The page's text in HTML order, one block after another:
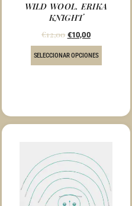
WILD WOOL. ERIKA
KNIGHT
€12,00 €10,00
SELECCIONAR OPCIONES